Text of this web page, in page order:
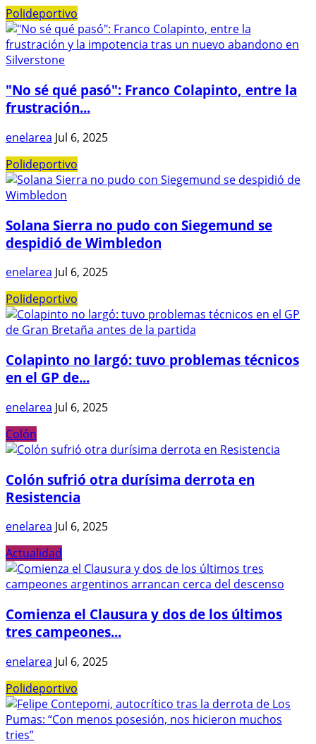
Polideportivo
"No sé qué pasó": Franco Colapinto, entre la
frustración...
enelarea Jul 6, 2025
Polideportivo
Solana Sierra no pudo con Siegemund se
despidió de Wimbledon
enelarea Jul 6, 2025
Polideportivo
Colapinto no largó: tuvo problemas técnicos
en el GP de...
enelarea Jul 6, 2025
Colón
Colón sufrió otra durísima derrota en
Resistencia
enelarea Jul 6, 2025
Actualidad
Comienza el Clausura y dos de los últimos
tres campeones...
enelarea Jul 6, 2025
Polideportivo